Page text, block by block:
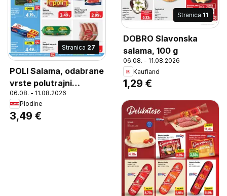
Stranica 27
POLI Salama, odabrane
vrste polutrajni
proizvod 500 g
06.08. - 11.08.2026
Plodine
3,49 €
Stranica 11
DOBRO Slavonska
salama, 100 g
06.08. - 11.08.2026
Kaufland
1,29 €